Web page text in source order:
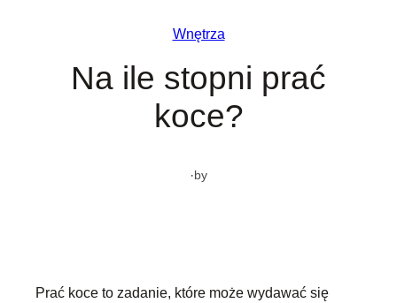
Wnętrza
Na ile stopni prać
koce?
·by
Prać koce to zadanie, które może wydawać się